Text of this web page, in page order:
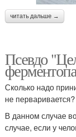
читать дальше →
Псевдо
Сколько надо
не перваривается?
В данном случае
случае, если у